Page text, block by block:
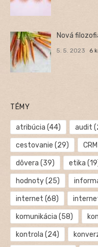
Nová
5. 5. 2023 6
TÉMY
atribúcia (44) audit
cestovanie (29) CRM
dôvera (39) etika
hodnoty(25)
internet (68)
komunikácia (58)
kontrola (24)